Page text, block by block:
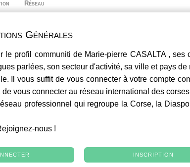
Réseau
Générales
le profil communiti de Marie-pierre CASALTA , ses
parlées, son secteur d'activité, sa ville et pays
Il vous suffit de vous connecter à votre compte
vous connecter au réseau international des
professionnel qui regroupe la Corse, la
nous !
INSCRIPTION